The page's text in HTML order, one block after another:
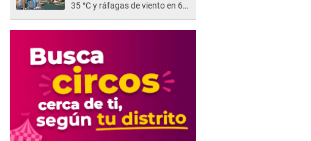
35 °C y ráfagas de viento en 6